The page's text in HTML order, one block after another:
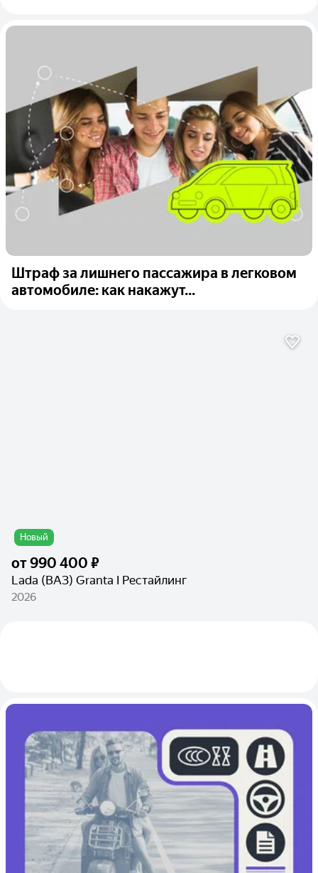
Штраф за лишнего пассажира в легковом
автомобиле: как накажут...
Новый
от990 400 ₽
Lada (ВАЗ) Granta I Рестайлинг
2026